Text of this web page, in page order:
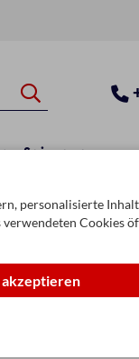
Saisonen
personalisierte
Cookies